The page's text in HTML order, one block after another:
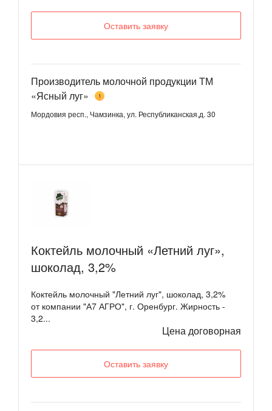
Оставить заявку
Производитель молочной продукции ТМ
«Ясный луг»
1
Мордовия респ., Чамзинка, ул. Республиканская,д. 30
Коктейль молочный «Летний луг»,
шоколад, 3,2%
Коктейль молочный "Летний луг", шоколад, 3,2%
от компании "А7 АГРО", г. Оренбург. Жирность -
3,2...
Цена договорная
Оставить заявку